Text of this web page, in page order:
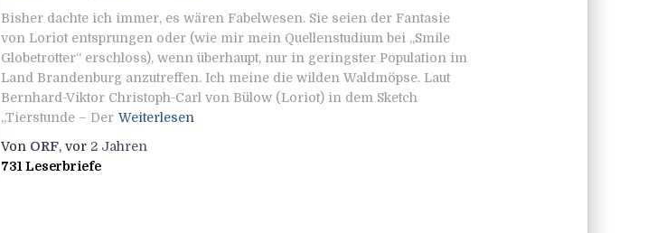
Bisher dachte ich immer, es wären Fabelwesen. Sie seien der Fantasie
von Loriot entsprungen oder (wie mir mein Quellenstudium bei „Smile
Globetrotter“ erschloss), wenn überhaupt, nur in geringster Population im
Land Brandenburg anzutreffen. Ich meine die wilden Waldmöpse. Laut
Bernhard-Viktor Christoph-Carl von Bülow (Loriot) in dem Sketch
„Tierstunde – Der Weiterlesen
Von ORF, vor 2 Jahren
731 Leserbriefe